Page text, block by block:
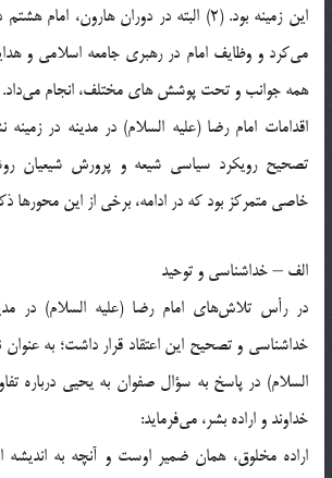
این زمینه بود. (2) البته در دوران هارون،
می‌کرد و وظایف امام در رهبری جامعه اسلامی و
همه جوانب و تحت پوشش های مختلف، انجام می‌داد.
اقدامات امام رضا (علیه السلام) در مدینه در
تصحیح رویکرد سیاسی شیعه و پرورش شیعیان
خاصی متمرکز بود که در ادامه، برخی از این محورها
الف – خداشناسی و توحید
در رأس تلاش‌های امام رضا (علیه السلام) در
خداشناسی و تصحیح این اعتقاد قرار داشت؛ به عنوان
السلام) در پاسخ به سؤال صفوان به یحیی درباره
خداوند و اراده بشر، می‌فرماید:
اراده مخلوق، همان ضمیر اوست و آنچه به